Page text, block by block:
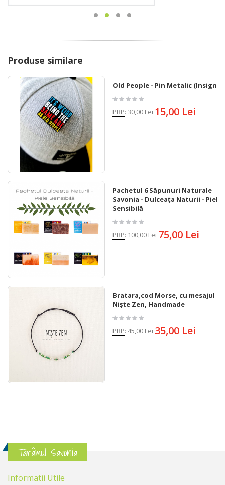
Produse similare
Old People - Pin Metalic (Insigna)
PRP: 30,00 Lei 15,00 Lei
Pachetul 6 Săpunuri Naturale
Savonia - Dulceața Naturii - Piele
Sensibilă
PRP: 100,00 Lei 75,00 Lei
Bratara,cod Morse, cu mesajul
Niște Zen, Handmade
PRP: 45,00 Lei 35,00 Lei
Tărâmul Savonia
Informatii Utile